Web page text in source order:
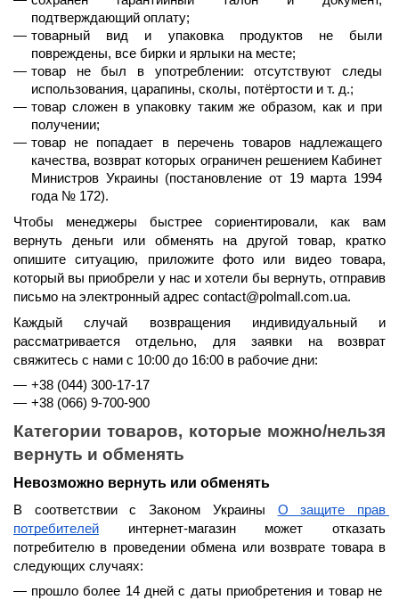
подтверждающий оплату;
товарный вид и упаковка продуктов не были
повреждены, все бирки и ярлыки на месте;
товар не был в употреблении: отсутствуют следы
использования, царапины, сколы, потёртости и т. д.;
товар сложен в упаковку таким же образом, как и при
получении;
товар не попадает в перечень товаров надлежащего
качества, возврат которых ограничен решением Кабинет
Министров Украины (постановление от 19 марта 1994
года № 172).
Чтобы менеджеры быстрее сориентировали, как вам
вернуть деньги или обменять на другой товар, кратко
опишите ситуацию, приложите фото или видео товара,
который вы приобрели у нас и хотели бы вернуть, отправив
письмо на электронный адрес contact@polmall.com.ua.
Каждый случай возвращения индивидуальный и
рассматривается отдельно, для заявки на возврат
свяжитесь с нами с 10:00 до 16:00 в рабочие дни:
+38 (044) 300-17-17
+38 (066) 9-700-900
Категории товаров, которые можно/нельзя
вернуть и обменять
Невозможно вернуть или обменять
В соответствии с Законом Украины О защите прав
потребителей интернет-магазин может отказать
потребителю в проведении обмена или возврате товара в
следующих случаях:
прошло более 14 дней с даты приобретения и товар не